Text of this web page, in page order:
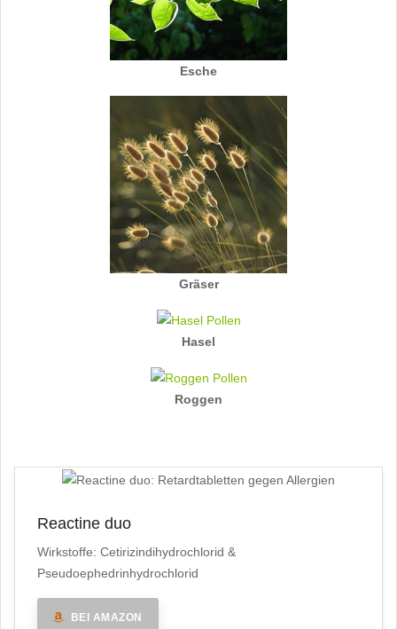
Esche
Gräser
Hasel
Roggen
Reactine duo
Wirkstoffe: Cetirizindihydrochlorid &
Pseudoephedrinhydrochlorid
BEI AMAZON